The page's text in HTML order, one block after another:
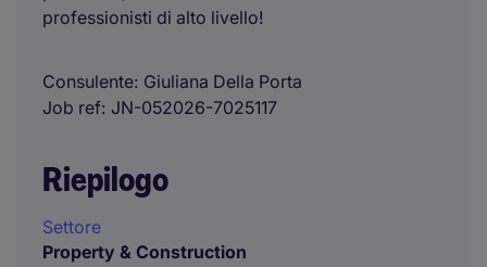
professionisti di alto livello!
Consulente Giuliana Della Porta
Job ref JN-052026-7025117
Riepilogo
Settore
Property & Construction